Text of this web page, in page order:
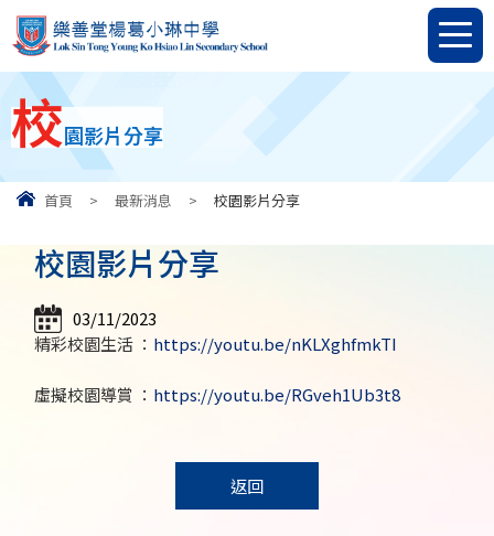
校園影片分享
首頁 > 最新消息 > 校園影片分享
校園影片分享
03/11/2023
精彩校園生活 ： https://youtu.be/nKLXghfmkTI
虛擬校園導賞 ： https://youtu.be/RGveh1Ub3t8
返回